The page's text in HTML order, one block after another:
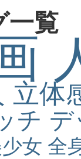
一覧
立体
チ
女 全